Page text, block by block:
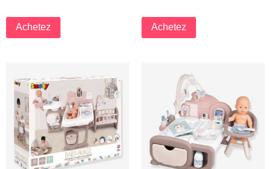
Achetez Achetez